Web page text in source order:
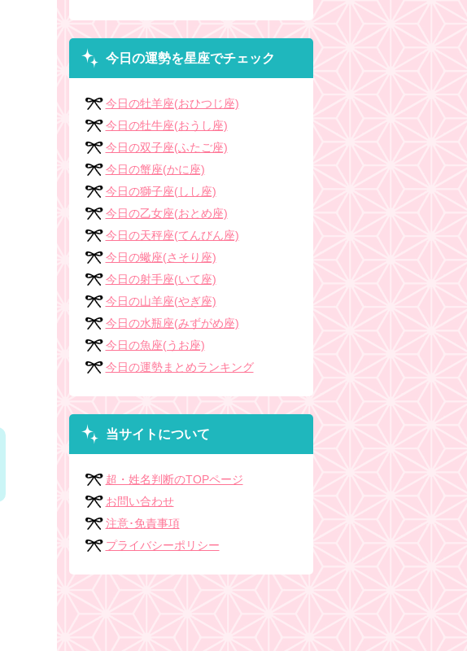
今日の運勢を星座でチェック
今日の牡羊座(おひつじ座)
今日の牡牛座(おうし座)
今日の双子座(ふたご座)
今日の蟹座(かに座)
今日の獅子座(しし座)
今日の乙女座(おとめ座)
今日の天秤座(てんびん座)
今日の蠍座(さそり座)
今日の射手座(いて座)
今日の山羊座(やぎ座)
今日の水瓶座(みずがめ座)
今日の魚座(うお座)
今日の運勢まとめランキング
当サイトについて
超・姓名判断のTOPページ
お問い合わせ
注意･免責事項
プライバシーポリシー